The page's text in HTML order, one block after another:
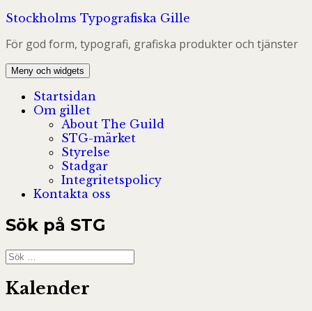
Hoppa
innehåll
Stockholms Typografiska Gille
För god form, typografi, grafiska produkter och tjänster
Meny och widgets
Startsidan
Om gillet
About The Guild
STG-märket
Styrelse
Stadgar
Integritetspolicy
Kontakta oss
Sök på STG
Sök
efter:
Kalender